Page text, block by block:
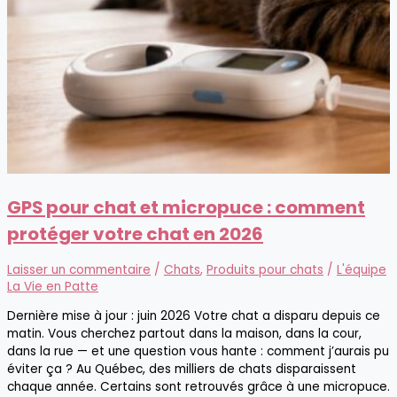
GPS pour chat et micropuce : comment
protéger votre chat en 2026
Laisser un commentaire / Chats, Produits pour chats / L'équipe
La Vie en Patte
Dernière mise à jour : juin 2026 Votre chat a disparu depuis ce
matin. Vous cherchez partout dans la maison, dans la cour,
dans la rue — et une question vous hante : comment j’aurais pu
éviter ça ? Au Québec, des milliers de chats disparaissent
chaque année. Certains sont retrouvés grâce à une micropuce.